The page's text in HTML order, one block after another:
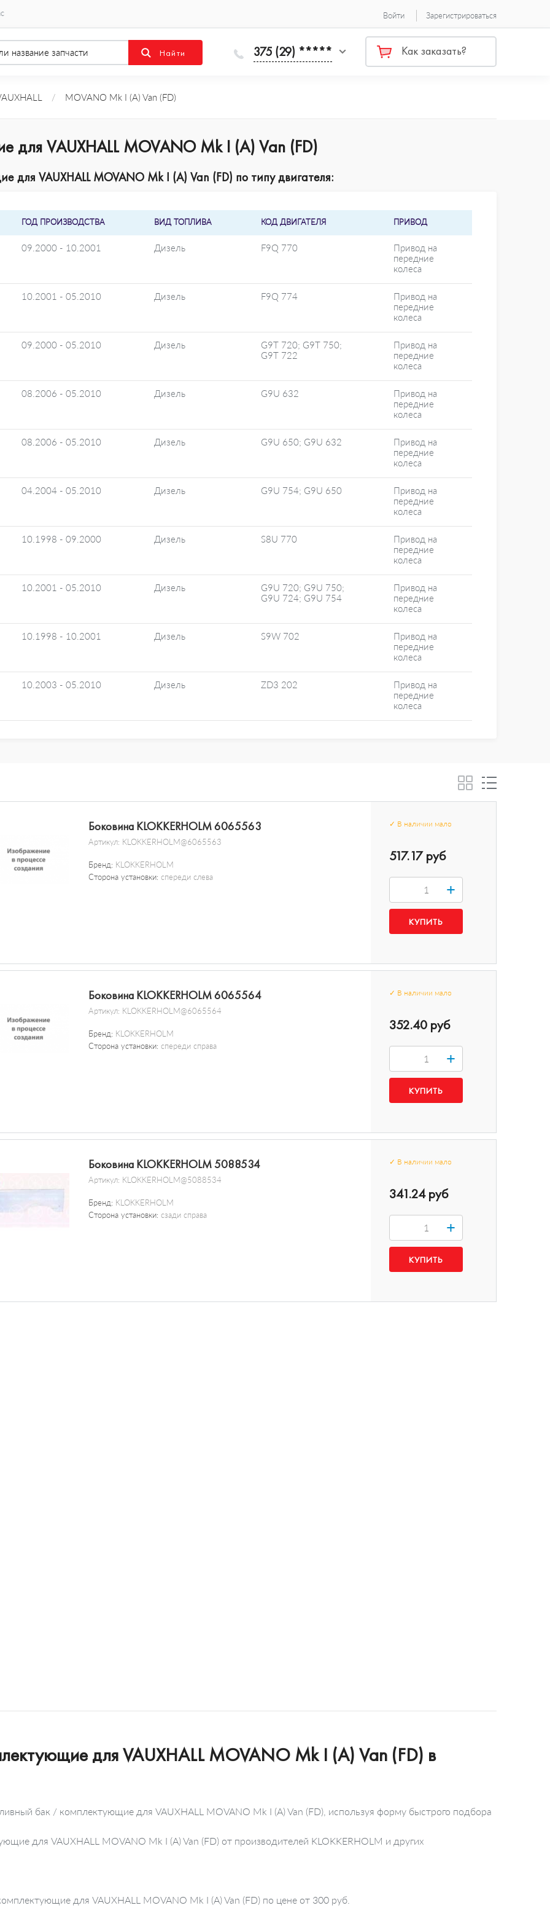
Войти Зарегистрироваться
375 (29) ***** Как заказать?
/ MOVANO Mk I (A) Van (FD)
для VAUXHALL MOVANO Mk I (A) Van (FD)
VAUXHALL MOVANO Mk I (A) Van (FD) по типу двигателя:
ГОД ПРОИЗВОДСТВА ВИД ТОПЛИВА КОД ДВИГАТЕЛЯ ПРИВОД
09.2000 - 10.2001 Дизель F9Q 770
Привод на
передние
колеса
10.2001 - 05.2010 Дизель F9Q 774
Привод на
передние
колеса
09.2000 - 05.2010 Дизель
G9T 720; G9T 750;
G9T 722
Привод на
передние
колеса
08.2006 - 05.2010 Дизель G9U 632
Привод на
передние
колеса
08.2006 - 05.2010 Дизель G9U 650; G9U 632
Привод на
передние
колеса
04.2004 - 05.2010 Дизель G9U 754; G9U 650
Привод на
передние
колеса
10.1998 - 09.2000 Дизель S8U 770
Привод на
передние
колеса
10.2001 - 05.2010 Дизель
G9U 720; G9U 750;
G9U 724; G9U 754
Привод на
передние
колеса
10.1998 - 10.2001 Дизель S9W 702
Привод на
передние
колеса
10.2003 - 05.2010 Дизель ZD3 202
Привод на
передние
колеса
Боковина KLOKKERHOLM 6065563
Артикул: KLOKKERHOLM@6065563
Бренд: KLOKKERHOLM
Сторона установки: спереди слева
✓ В наличии мало
517.17 руб
+
Боковина KLOKKERHOLM 6065564
Артикул: KLOKKERHOLM@6065564
Бренд: KLOKKERHOLM
Сторона установки: спереди справа
✓ В наличии мало
352.40 руб
+
Боковина KLOKKERHOLM 5088534
Артикул: KLOKKERHOLM@5088534
Бренд: KLOKKERHOLM
Сторона установки: сзади справа
✓ В наличии мало
341.24 руб
+
для VAUXHALL MOVANO Mk I (A) Van (FD) в
бак / комплектующие для VAUXHALL MOVANO Mk I (A) Van (FD), используя форму быстрого подбора
для VAUXHALL MOVANO Mk I (A) Van (FD) от производителей KLOKKERHOLM и других
для VAUXHALL MOVANO Mk I (A) Van (FD) по цене от 300 руб.